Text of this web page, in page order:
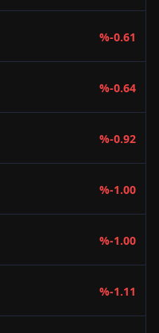
%-0.61
%-0.64
%-0.92
%-1.00
%-1.00
%-1.11